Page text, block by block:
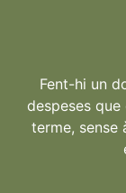
Fent-hi un
despeses
terme, sense